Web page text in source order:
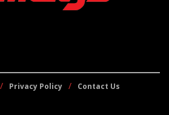
Privacy Policy Contact Us